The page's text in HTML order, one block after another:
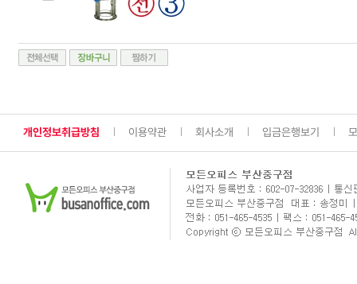
개인정보취급방침 이용약관 회사소개 입금은행보기